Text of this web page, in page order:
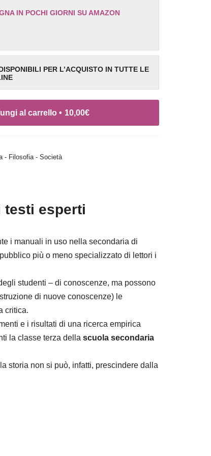
IN POCHI GIORNI SU AMAZON
PER L’ACQUISTO IN TUTTE LE
al carrello • 10,00€
- Filosofia - Società
testi esperti
i manuali in uso nella secondaria di
più o meno specializzato di lettori i
studenti – di conoscenze, ma possono
di nuove conoscenze) le
critica.
e i risultati di una ricerca empirica
la classe terza della scuola secondaria
storia non si può, infatti, prescindere dalla